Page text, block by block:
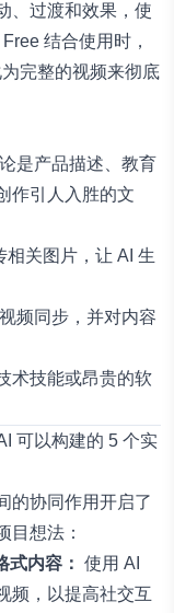
、过渡和效果，使
结合使用时，
完整的视频来彻底
是产品描述、教育
作引人入胜的文
相关图片，让 AI 生
频同步，并对内容
术技能或昂贵的软
可以构建的 5 个实
的协同作用开启了
目想法：
内容： 使用 AI
频，以提高社交互